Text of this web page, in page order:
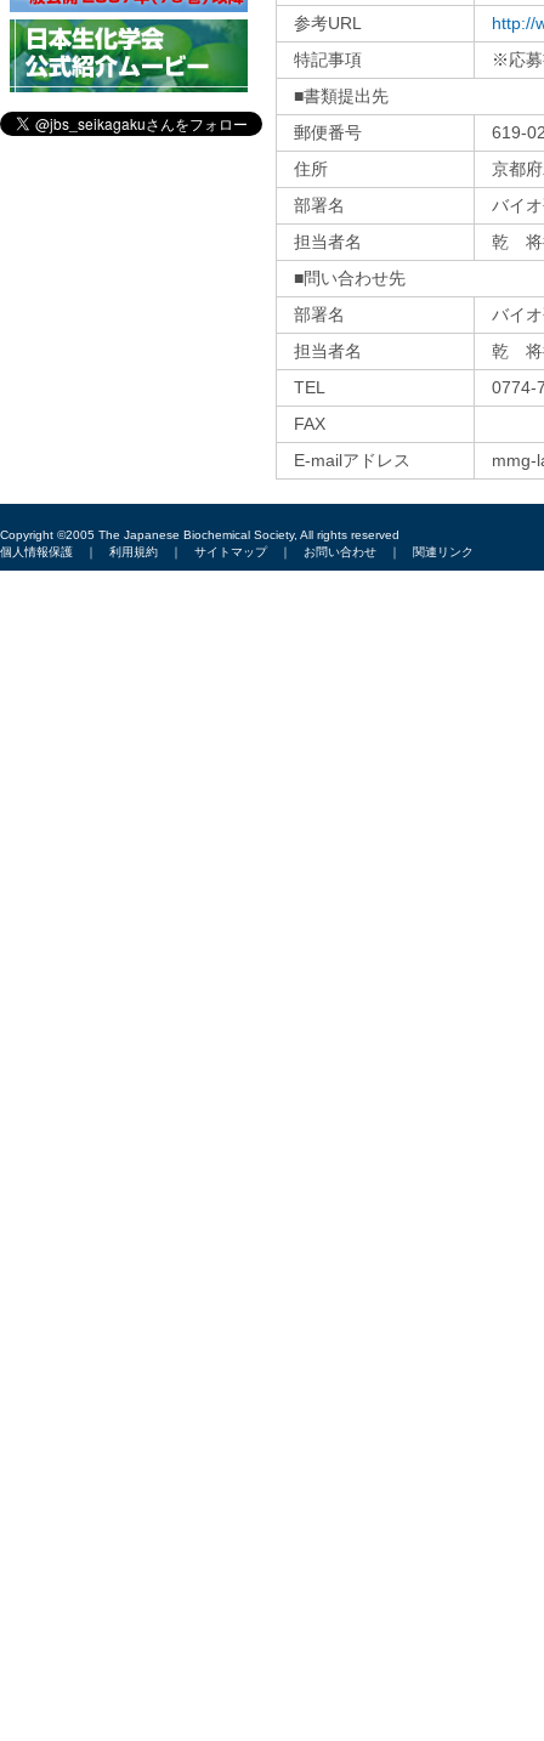
参考URL
http://
特記事項
※応募
■書類提出先
郵便番号
619-
住所
京都
部署名
バイ
担当者名
乾 将
■問い合わせ先
部署名
バイ
担当者名
乾 将
TEL
0774-
FAX
E-mailアドレス
mmg-
Copyright ©2005 The Japanese Biochemical Society, All rights reserved
個人情報保護 ｜ 利用規約 ｜ サイトマップ｜ お問い合わせ ｜ 関連リンク